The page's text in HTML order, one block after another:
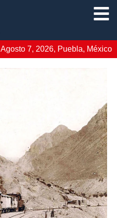
Agosto 7, 2026, Puebla, México